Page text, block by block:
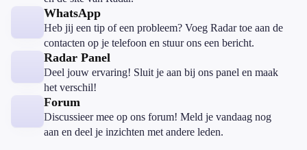
WhatsApp
Heb jij een tip of een probleem? Voeg Radar toe aan de
contacten op je telefoon en stuur ons een bericht.
Radar Panel
Deel jouw ervaring! Sluit je aan bij ons panel en maak
het verschil!
Forum
Discussieer mee op ons forum! Meld je vandaag nog
aan en deel je inzichten met andere leden.